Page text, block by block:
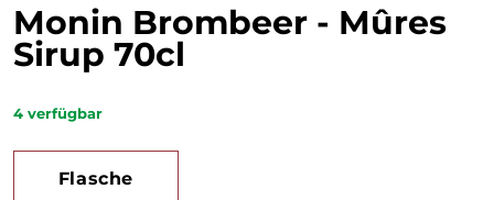
Monin Brombeer - Mûres
Sirup 70cl
4 verfügbar
Flasche